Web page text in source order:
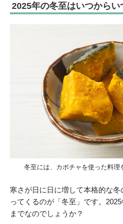
2025年の冬至はいつからい
冬至には、カボチャを使った料理
寒さが日に日に増して本格的な
ってくるのが「冬至」です。
までなのでしょうか？